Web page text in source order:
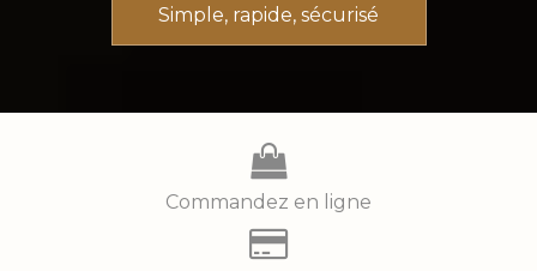
Simple, rapide, sécurisé
Commandez en ligne